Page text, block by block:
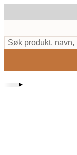
to
content.
Søk produkt, navn,
▸